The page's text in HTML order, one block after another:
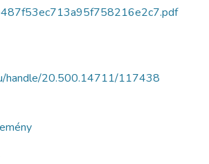
handle/20.500.14711/117438